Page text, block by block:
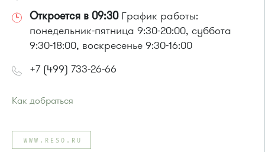
Откроется в 09:30График работы:
понедельник-пятница 9:30-20:00, суббота
9:30-18:00, воскресенье 9:30-16:00
+7 (499) 733-26-66
Как добраться
Автобусы № 5, 15, 32.
Маршрутка № 460м, 720м
WWW.RESO.RU